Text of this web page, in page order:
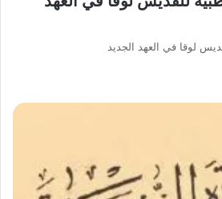
لوقا في العهد الجديد